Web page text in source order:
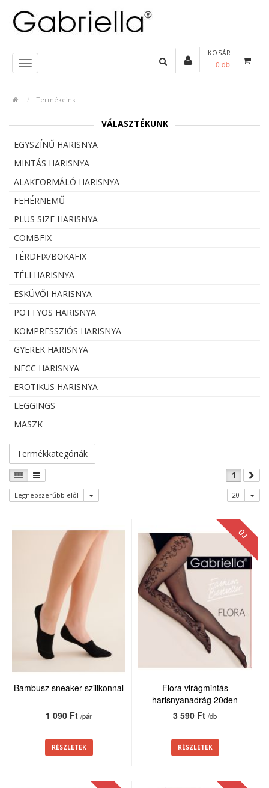
KOSÁR
0 db
Termékeink
VÁLASZTÉKUNK
EGYSZÍNŰ HARISNYA
MINTÁS HARISNYA
ALAKFORMÁLÓ HARISNYA
FEHÉRNEMŰ
PLUS SIZE HARISNYA
COMBFIX
TÉRDFIX/BOKAFIX
TÉLI HARISNYA
ESKÜVŐI HARISNYA
PÖTTYÖS HARISNYA
KOMPRESSZIÓS HARISNYA
GYEREK HARISNYA
NECC HARISNYA
EROTIKUS HARISNYA
LEGGINGS
MASZK
Termékkategóriák
1
Legnépszerűbb elől 20
Bambusz sneaker szilikonnal
1 090 Ft/pár
RÉSZLETEK
ÚJ
Flora virágmintás
harisnyanadrág 20den
3 590 Ft/db
RÉSZLETEK